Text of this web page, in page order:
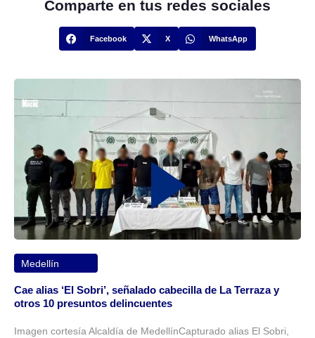
Comparte en tus redes sociales
Facebook X WhatsApp
Medellín
Cae alias ‘El Sobri’, señalado cabecilla de La Terraza y
otros 10 presuntos delincuentes
Imagen cortesía Alcaldía de MedellínCapturado alias El Sobri,